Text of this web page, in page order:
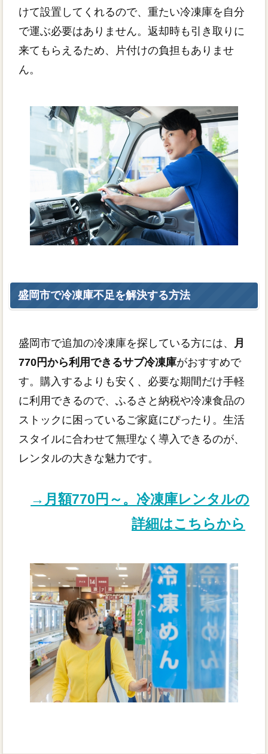
けて設置してくれるので、重たい冷凍庫を自分
で運ぶ必要はありません。返却時も引き取りに
来てもらえるため、片付けの負担もありませ
ん。
盛岡市で冷凍庫不足を解決する方法
盛岡市で追加の冷凍庫を探している方には、
月
770円から利用できるサブ冷凍庫がおすすめで
す。購入するよりも安く、必要な期間だけ手軽
に利用できるので、ふるさと納税や冷凍食品の
ストックに困っているご家庭にぴったり。生活
スタイルに合わせて無理なく導入できるのが、
レンタルの大きな魅力です。
→月額770円～。冷凍庫レンタルの
詳細はこちらから